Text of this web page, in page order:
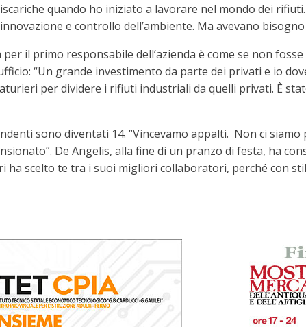
quando ho iniziato a lavorare nel mondo dei
e controllo dell’ambiente. Ma avevano
il primo responsabile dell’azienda è come se non
“Un grande investimento da parte dei privati e io
per dividere i rifiuti industriali da quelli privati. È
sono diventati 14. “Vincevamo appalti. Non ci
De Angelis, alla fine di un pranzo di festa, ha
ha scelto te tra i suoi migliori collaboratori, perché con